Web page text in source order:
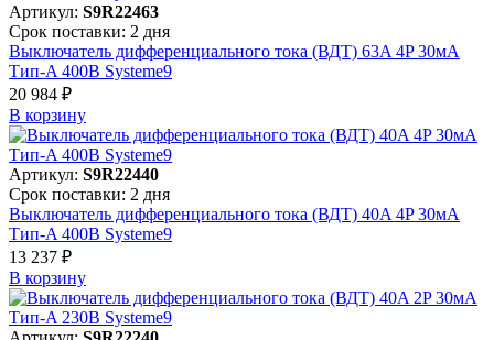
Артикул: S9R22463
Срок поставки: 2 дня
Выключатель дифференциального тока (ВДТ) 63A 4P 30мА
Тип-A 400В Systeme9
20 984 ₽
В корзинy
Артикул: S9R22440
Срок поставки: 2 дня
Выключатель дифференциального тока (ВДТ) 40A 4P 30мА
Тип-A 400В Systeme9
13 237 ₽
В корзинy